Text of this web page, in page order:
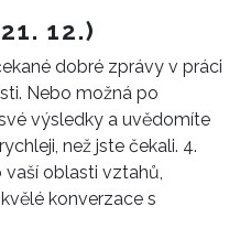
12.)
dobré zprávy v práci
Nebo možná po
výsledky a uvědomíte
než jste čekali. 4.
oblasti vztahů,
konverzace s